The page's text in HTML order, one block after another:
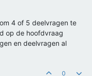
4 of 5 deelvragen te
op de hoofdvraag
en deelvragen al
0